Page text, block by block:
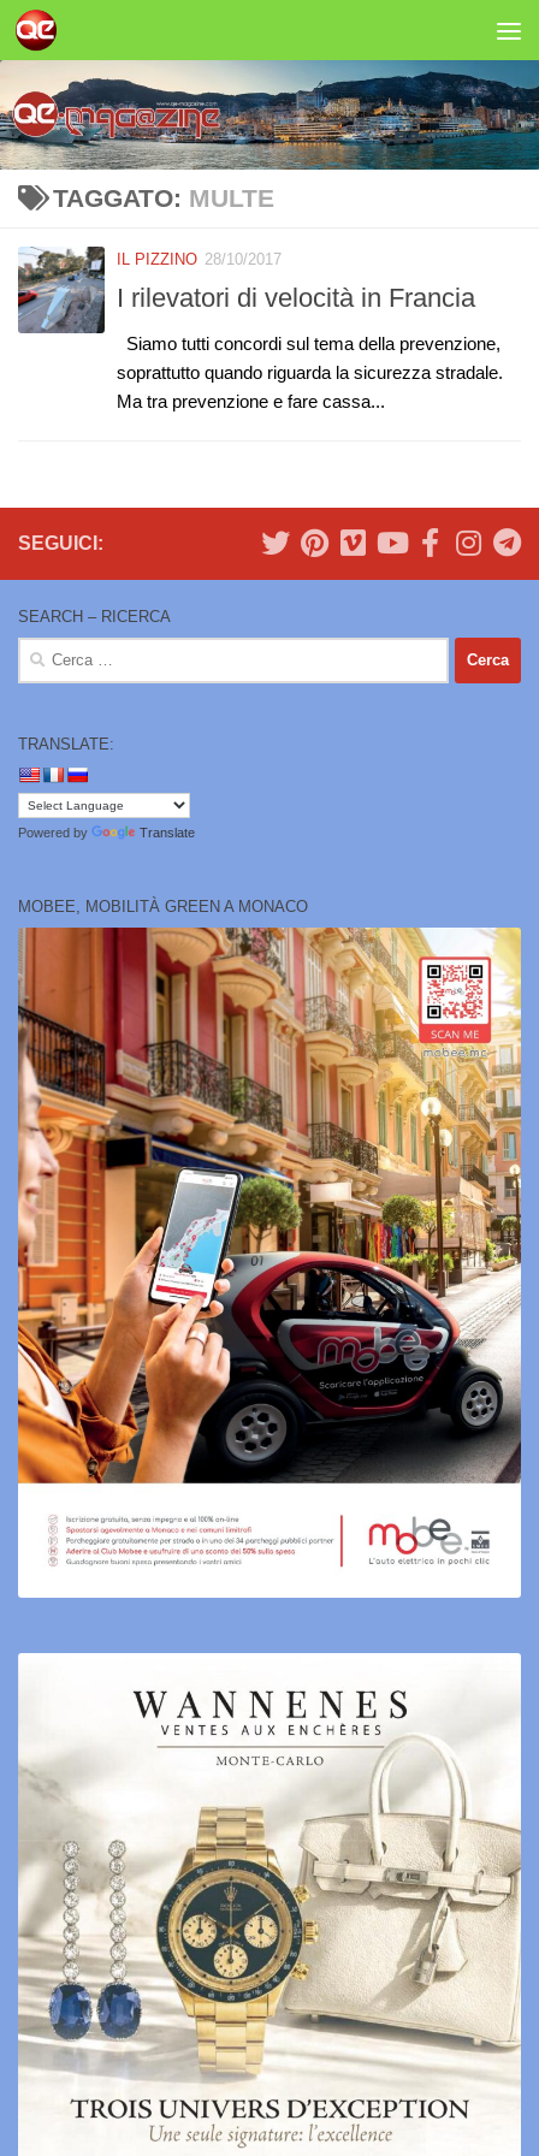
Salta al contenuto
TAGGATO: MULTE
IL PIZZINO 28/10/2017
I rilevatori di velocità in Francia
Siamo tutti concordi sul tema della prevenzione,
soprattutto quando riguarda la sicurezza stradale.
Ma tra prevenzione e fare cassa...
SEGUICI:
SEARCH – RICERCA
Ricerca
TRANSLATE:
Powered by Translate
MOBEE, MOBILITÀ GREEN A MONACO